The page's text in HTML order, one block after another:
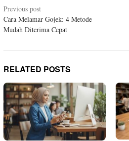
Post
navigation
Previous post
Cara Melamar Gojek: 4 Metode
Mudah Diterima Cepat
RELATED POSTS